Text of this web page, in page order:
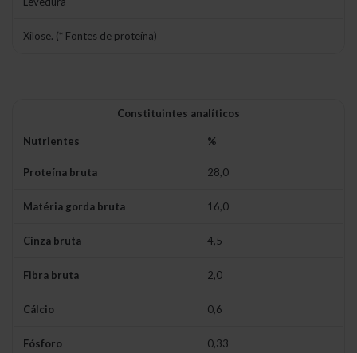
Xilose. (* Fontes de proteína)
Constituintes analíticos
Nutrientes %
Proteína bruta 28,0
Matéria gorda bruta 16,0
Cinza bruta 4,5
Fibra bruta 2,0
Cálcio 0,6
Fósforo 0,33